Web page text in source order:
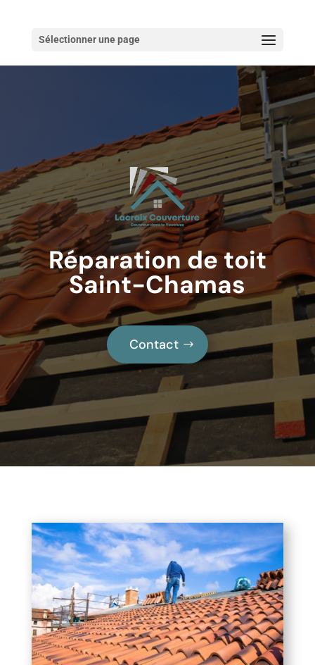
Sélectionner une page
Réparation de toit
Saint-Chamas
Contact